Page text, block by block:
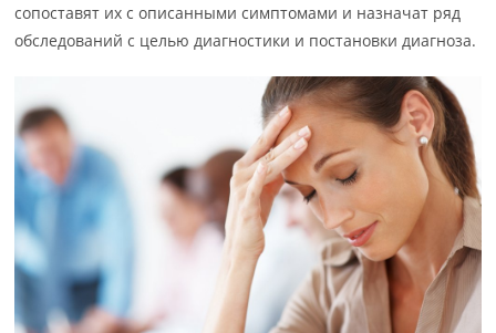
сопоставят их с описанными симптомами и назначат ряд
обследований с целью диагностики и постановки диагноза.